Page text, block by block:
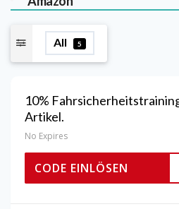
All 5
10%
Artikel.
No Expires
CODE EINLÖSEN